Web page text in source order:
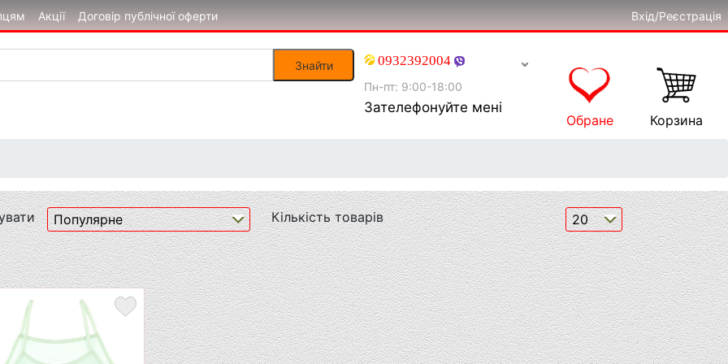
Акції Договір публічної оферти Вхід/Реєстрація
0932392004
Пн-пт: 9:00-18:00
Зателефонуйте мені
Обране Корзина
Кількість товарів